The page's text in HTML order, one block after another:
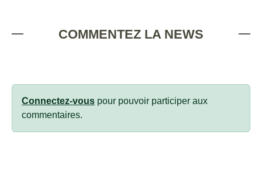
COMMENTEZ LA NEWS
Connectez-vous pour pouvoir participer aux
commentaires.